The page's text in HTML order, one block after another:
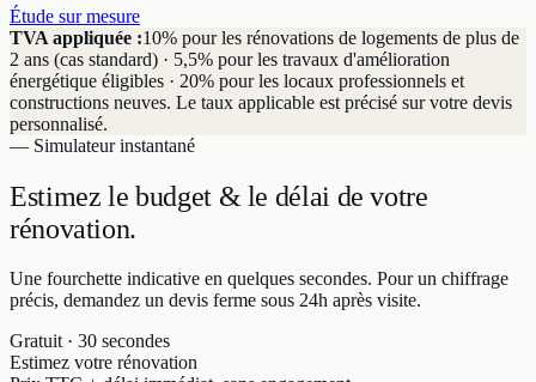
Étude sur mesure
TVA appliquée :10% pour les rénovations de logements de plus de
2 ans (cas standard) · 5,5% pour les travaux d'amélioration
énergétique éligibles · 20% pour les locaux professionnels et
constructions neuves. Le taux applicable est précisé sur votre devis
personnalisé.
— Simulateur instantané
Estimez le budget & le délai de votre
rénovation.
Une fourchette indicative en quelques secondes. Pour un chiffrage
précis, demandez un devis ferme sous 24h après visite.
Gratuit · 30 secondes
Estimez votre rénovation